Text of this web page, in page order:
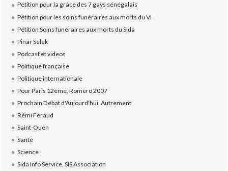
Pétition pour la grâce des 7 gays sénégalais
Pétition pour les soins funéraires aux morts du VI
Pétition Soins funéraires aux morts du Sida
Pinar Selek
Podcast et videos
Politique française
Politique internationale
Pour Paris 12ème, Romero 2007
Prochain Débat d'Aujourd'hui, Autrement
Rémi Féraud
Saint-Ouen
Santé
Science
Sida Info Service, SIS Association